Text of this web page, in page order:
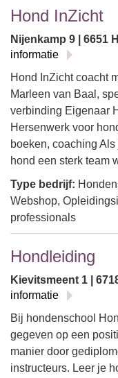
Hond InZicht
Nijenkamp 9 | 6651
informatie
Hond InZicht coacht
Marleen van Baal,
verbinding Eigenaar
Hersenwerk voor
boeken, coaching
hond een sterk team
Type bedrijf:
Webshop,
professionals
Hondleiding
Kievitsmeent 1 |
informatie
Bij hondenschool
gegeven op een
manier door
instructeurs. Leer je